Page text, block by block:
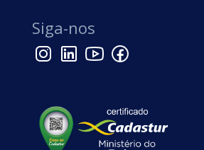
Siga-nos